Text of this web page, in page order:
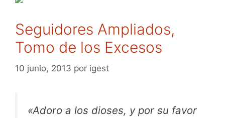
Seguidores Ampliados,
Tomo de los Excesos
10 junio, 2013 por igest
«Adoro a los dioses, y por su favor